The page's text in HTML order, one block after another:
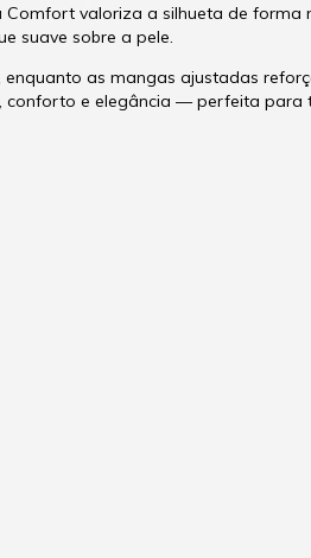
valoriza a silhueta de
suave sobre a pele.
as mangas ajustadas
e elegância — perfeita para